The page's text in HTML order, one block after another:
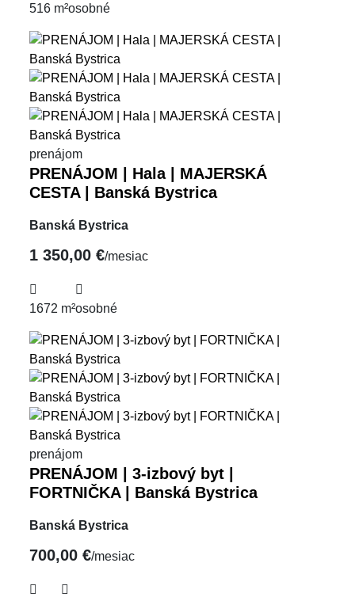
516 m²osobné
prenájom
PRENÁJOM | Hala | MAJERSKÁ
CESTA | Banská Bystrica
Banská Bystrica
1 350,00 €/mesiac
1672 m²osobné
prenájom
PRENÁJOM | 3-izbový byt |
FORTNIČKA | Banská Bystrica
Banská Bystrica
700,00 €/mesiac